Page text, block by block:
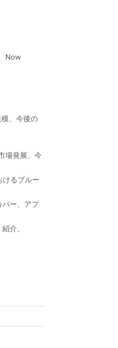
Now
、今後の
場発展、今
けるブルー
バー、アプ
介。